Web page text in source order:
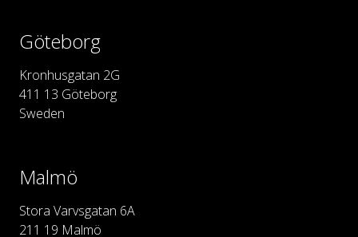
Göteborg
Kronhusgatan 2G
411 13 Göteborg
Sweden
Malmö
Stora Varvsgatan 6A
211 19 Malmö